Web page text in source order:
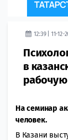
12:39 | 11-12-
в
На семинар
человек.
В Казани